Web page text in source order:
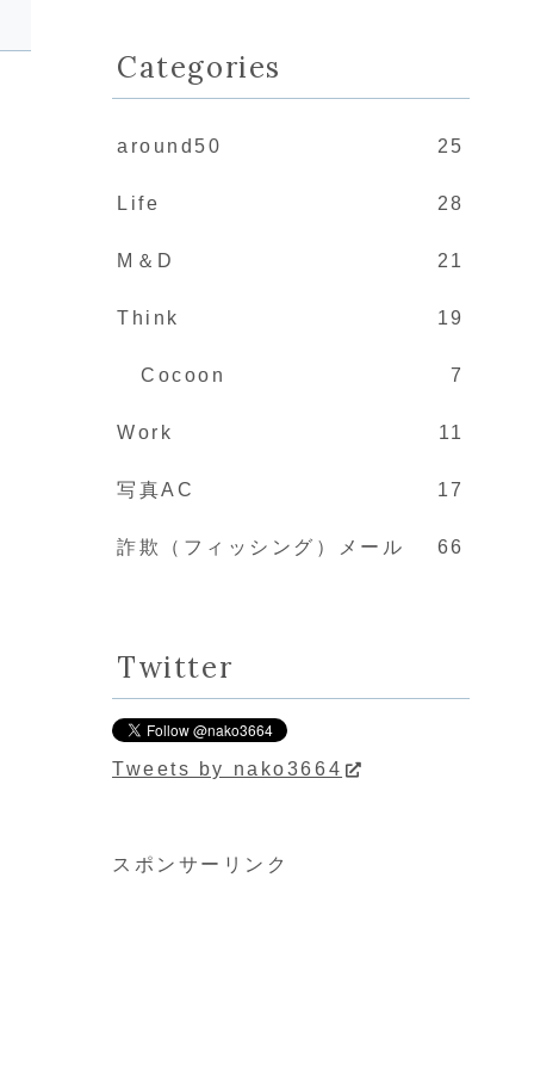
Categories
around50 25
Life 28
M＆D 21
Think 19
Cocoon 7
Work 11
写真AC 17
詐欺（フィッシング）メール 66
Twitter
Tweets by nako3664
スポンサーリンク